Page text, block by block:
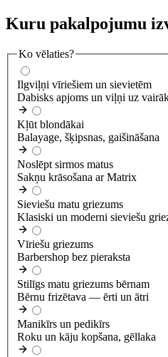
Kuru pakalpojumu
Ko vēlaties?
Ilgviļņi vīriešiem un sievietēm
Dabisks apjoms un viļņi uz
Kļūt blondākai
Balayage, šķipsnas, gaišināšana
Noslēpt sirmos matus
Sakņu krāsošana ar Matrix
Sieviešu matu griezums
Klasiski un moderni sieviešu
Vīriešu griezums
Barbershop bez pieraksta
Stilīgs matu griezums bērnam
Bērnu frizētava — ērti un ātri
Manikīrs un pedikīrs
Roku un kāju kopšana, gēllaka